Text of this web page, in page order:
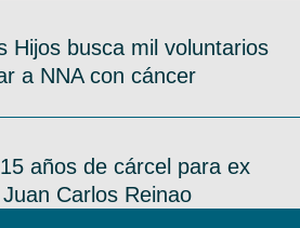
Hijos busca mil voluntarios
a NNA con cáncer
años de cárcel para ex
Carlos Reinao